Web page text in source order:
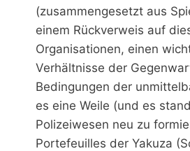
(zusammengesetzt aus
einem Rückverweis auf
Organisationen, einen
Verhältnisse der
Bedingungen der
es eine Weile (und es
Polizeiwesen neu zu
Portefeuilles der Yakuza